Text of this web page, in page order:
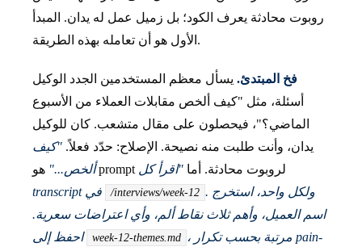
روبوت محادثة يعرف الكود؛ بل زميل عمل له يدان. المبدأ
الأول هو أن تعامله بهذه الطريقة.
فخ المبتدئ. يسأل معظم المستخدمين الجدد الوكيل
أسئلة، مثل "كيف ألخص مقابلات العملاء من الأسبوع
الماضي؟"، فيحصلون على مقال متشعب. كان للوكيل
يدان، وأنت طلبت منه نصيحة. الإصلاح: حدّد فعلاً. "كيف
ألخص..."
هو prompt لروبوت محادثة. أما "اقرأ كل
/interviews/week-12 . ولكل واحد، استخرج
اسم العميل، وأهم ثلاث نقاط ألم، وأي اعتراضات سعرية.
احفظ إلى week-12-themes.md ، مرتبة بحسب تكرار pain-